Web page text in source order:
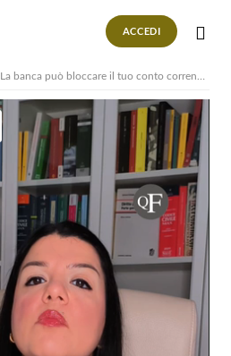
ACCEDI
La banca può bloccare il tuo conto corrente?